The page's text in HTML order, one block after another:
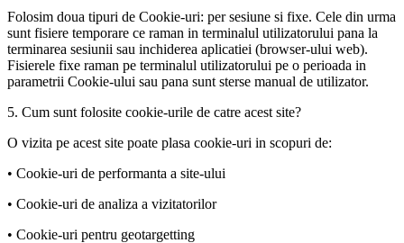
Folosim doua tipuri de Cookie-uri: per sesiune si fixe. Cele din urma
sunt fisiere temporare ce raman in terminalul utilizatorului pana la
terminarea sesiunii sau inchiderea aplicatiei (browser-ului web).
Fisierele fixe raman pe terminalul utilizatorului pe o perioada in
parametrii Cookie-ului sau pana sunt sterse manual de utilizator.
5. Cum sunt folosite cookie-urile de catre acest site?
O vizita pe acest site poate plasa cookie-uri in scopuri de:
• Cookie-uri de performanta a site-ului
• Cookie-uri de analiza a vizitatorilor
• Cookie-uri pentru geotargetting